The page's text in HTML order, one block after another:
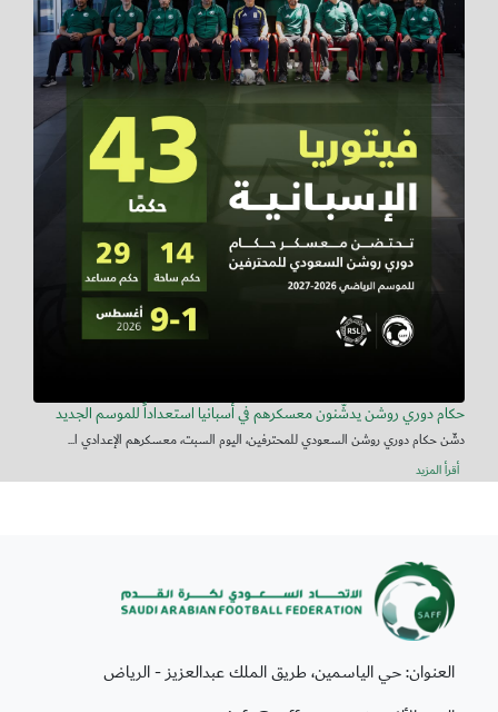
حكام دوري روشن يدشّنون معسكرهم في أسبانيا استعداداً للموسم الجديد
دشّن حكام دوري روشن السعودي للمحترفين، اليوم السبت، معسكرهم الإعدادي ا...
أقرأ المزيد
العنوان: حي الياسمين، طريق الملك عبدالعزيز - الرياض